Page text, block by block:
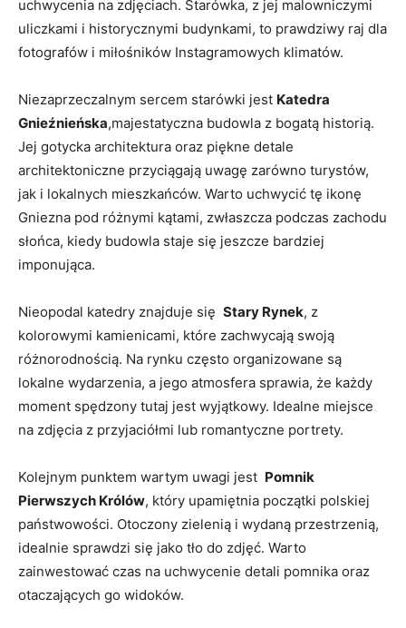
uchwycenia na ⁤zdjęciach. Starówka,⁣ z⁤ jej ⁣malowniczymi
uliczkami ‍i historycznymi budynkami, ‍to prawdziwy​ raj dla
fotografów⁢ i miłośników Instagramowych klimatów.
Niezaprzeczalnym sercem starówki jest Katedra
Gnieźnieńska,majestatyczna budowla ‌z​ bogatą ‍historią.
Jej gotycka​ architektura oraz piękne detale
⁢architektoniczne ​przyciągają uwagę zarówno turystów,
jak i lokalnych mieszkańców. ⁤Warto uchwycić tę‌ ikonę
Gniezna pod różnymi kątami, zwłaszcza podczas ⁢zachodu‍
słońca, kiedy budowla staje się jeszcze bardziej
imponująca.
Nieopodal ‌katedry​ znajduje się ‍ Stary ‍Rynek, z
⁢kolorowymi kamienicami, które zachwycają swoją
różnorodnością.‌ Na rynku często ⁤organizowane ‍są​
lokalne‍ wydarzenia,‌ a jego atmosfera sprawia, że każdy
moment​ spędzony tutaj jest wyjątkowy. ⁤Idealne ‌miejsce
na zdjęcia ​z przyjaciółmi⁤ lub romantyczne⁤ portrety.
Kolejnym punktem wartym uwagi jest ​ Pomnik
Pierwszych Królów, który upamiętnia początki polskiej
‍państwowości. Otoczony ‍zielenią i⁤ wydaną przestrzenią,
⁢idealnie sprawdzi się⁣ jako tło ‍do zdjęć. Warto
zainwestować czas ⁣na uchwycenie detali pomnika oraz
⁢otaczających go widoków.